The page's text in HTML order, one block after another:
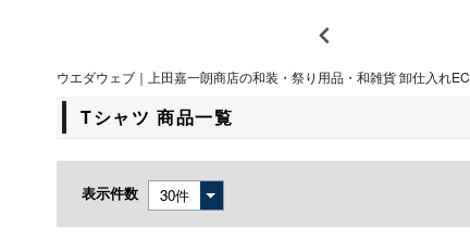
ウエダウェブ｜上田嘉一朗商店の和装・祭り用品・和雑貨 卸仕入れEC
Tシャツ 商品一覧
表示件数